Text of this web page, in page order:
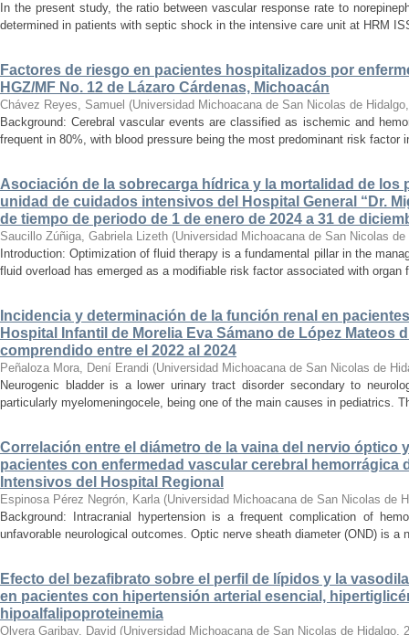
In the present study, the ratio between vascular response rate to
determined in patients with septic shock in the intensive care unit at HRM
Factores de riesgo en pacientes hospitalizados por
HGZ/MF No. 12 de Lázaro Cárdenas, Michoacán
Chávez Reyes, Samuel (Universidad Michoacana de San Nicolas de Hidalgo
Background: Cerebral vascular events are classified as ischemic and
frequent in 80%, with blood pressure being the most predominant risk factor
Asociación de la sobrecarga hídrica y la mortalidad de los
unidad de cuidados intensivos del Hospital General “Dr.
de tiempo de periodo de 1 de enero de 2024 a 31 de
Saucillo Zúñiga, Gabriela Lizeth (Universidad Michoacana de San Nicolas de
Introduction: Optimization of fluid therapy is a fundamental pillar in the
fluid overload has emerged as a modifiable risk factor associated with organ
Incidencia y determinación de la función renal en
Hospital Infantil de Morelia Eva Sámano de López Mateos
comprendido entre el 2022 al 2024
Peñaloza Mora, Dení Erandi (Universidad Michoacana de San Nicolas de
Neurogenic bladder is a lower urinary tract disorder secondary to
particularly myelomeningocele, being one of the main causes in pediatrics.
Correlación entre el diámetro de la vaina del nervio óptico
pacientes con enfermedad vascular cerebral hemorrágica
Intensivos del Hospital Regional
Espinosa Pérez Negrón, Karla (Universidad Michoacana de San Nicolas de
Background: Intracranial hypertension is a frequent complication of
unfavorable neurological outcomes. Optic nerve sheath diameter (OND) is a
Efecto del bezafibrato sobre el perfil de lípidos y la
en pacientes con hipertensión arterial esencial,
hipoalfalipoproteinemia
Olvera Garibay, David (Universidad Michoacana de San Nicolas de Hidalgo,